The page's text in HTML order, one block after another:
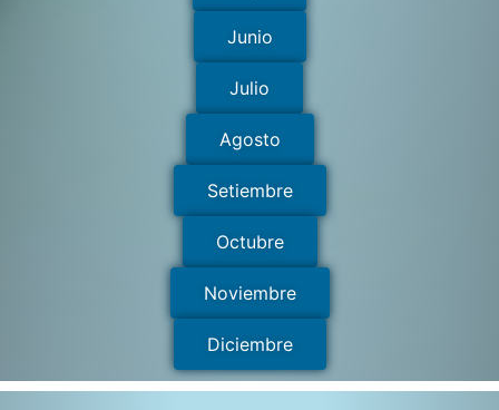
Junio
Julio
Agosto
Setiembre
Octubre
Noviembre
Diciembre